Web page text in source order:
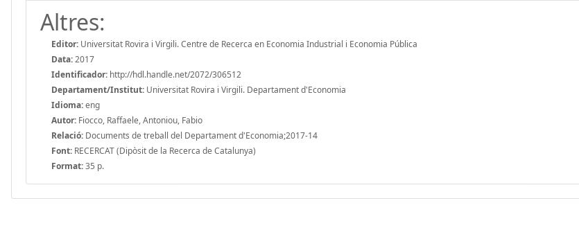
Altres:
Editor: Universitat Rovira i Virgili. Centre de Recerca en Economia Industrial i Economia Pública
Data:2017
Identificador: http://hdl.handle.net/2072/306512
Departament/Institut: Universitat Rovira i Virgili. Departament d'Economia
Idioma:eng
Autor: Fiocco, Raffaele, Antoniou, Fabio
Relació: Documents de treball del Departament d'Economia;2017-14
Font: RECERCAT (Dipòsit de la Recerca de Catalunya)
Format:35 p.